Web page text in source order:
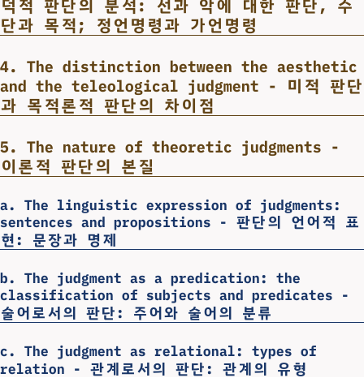
덕적 판단의 분석: 선과 악에 대한 판단, 수
단과 목적; 정언명령과 가언명령
4. The distinction between the aesthetic
and the teleological judgment - 미적 판단
과 목적론적 판단의 차이점
5. The nature of theoretic judgments -
이론적 판단의 본질
a. The linguistic expression of judgments:
sentences and propositions - 판단의 언어적 표
현: 문장과 명제
b. The judgment as a predication: the
classification of subjects and predicates -
술어로서의 판단: 주어와 술어의 분류
c. The judgment as relational: types of
relation - 관계로서의 판단: 관계의 유형